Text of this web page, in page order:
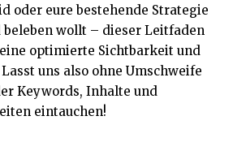
oder eure bestehende Strategie
wollt – dieser Leitfaden
optimierte Sichtbarkeit und
Lasst uns also ohne Umschweife
Keywords, Inhalte und
eintauchen!